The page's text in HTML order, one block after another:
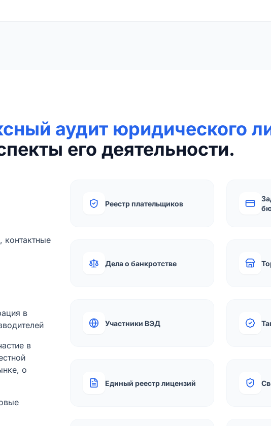
аудит юридического
его деятельности.
контактные
в
в
о
Реестр плательщиков
Дела о банкротстве
Участники ВЭД
Единый реестр лицензий